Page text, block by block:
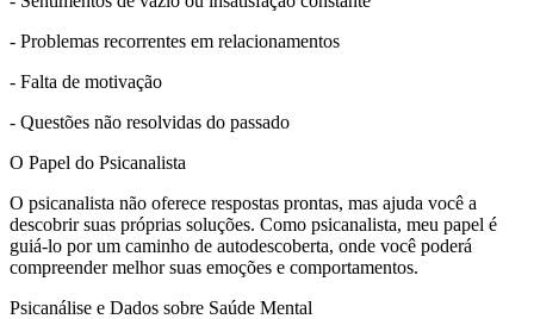
- Problemas recorrentes em relacionamentos
- Falta de motivação
- Questões não resolvidas do passado
O Papel do Psicanalista
O psicanalista não oferece respostas prontas, mas ajuda você a
descobrir suas próprias soluções. Como psicanalista, meu papel é
guiá-lo por um caminho de autodescoberta, onde você poderá
compreender melhor suas emoções e comportamentos.
Psicanálise e Dados sobre Saúde Mental